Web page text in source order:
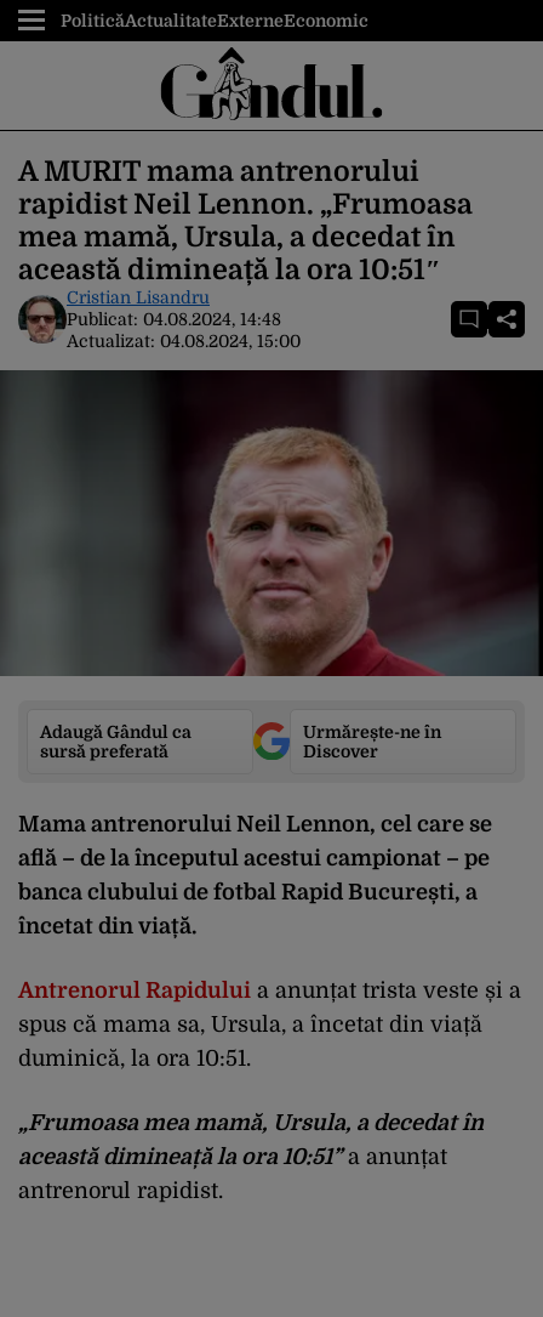
PoliticăActualitateExterneEconomic
A MURIT mama antrenorului
rapidist Neil Lennon. „Frumoasa
mea mamă, Ursula, a decedat în
această dimineață la ora 10:51″
Cristian Lisandru
Publicat: 04.08.2024, 14:48
Actualizat: 04.08.2024, 15:00
Adaugă Gândul ca
sursă preferată
Urmărește-ne în
Discover
Mama antrenorului Neil Lennon, cel care se
află – de la începutul acestui campionat – pe
banca clubului de fotbal Rapid București, a
încetat din viață.
Antrenorul Rapidului a anunțat trista veste și a
spus că mama sa, Ursula, a încetat din viață
duminică, la ora 10:51.
„Frumoasa mea mamă, Ursula, a decedat în
această dimineață la ora 10:51”a anunțat
antrenorul rapidist.